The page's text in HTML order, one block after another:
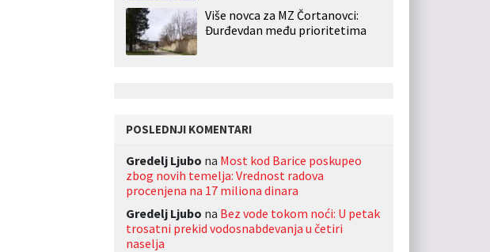
Više novca za MZ Čortanovci:
Đurđevdan među prioritetima
POSLEDNJI KOMENTARI
Gredelj Ljubo na Most kod Barice poskupeo
zbog novih temelja: Vrednost radova
procenjena na 17 miliona dinara
Gredelj Ljubo na Bez vode tokom noći: U petak
trosatni prekid vodosnabdevanja u četiri
naselja